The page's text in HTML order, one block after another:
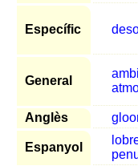
Específic
General
Anglès
Espanyol